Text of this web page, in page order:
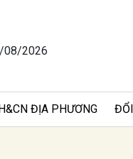
08/2026
ĐỊA PHƯƠNG